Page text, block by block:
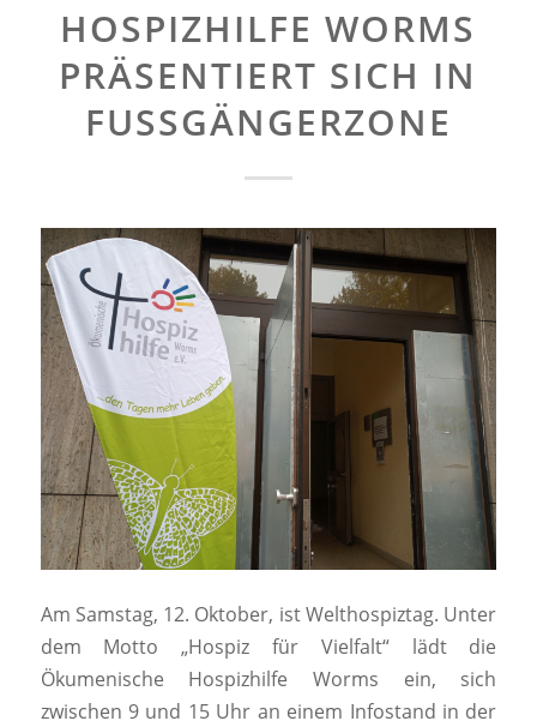
HOSPIZHILFE WORMS
PRÄSENTIERT SICH IN
FUSSGÄNGERZONE
Am Samstag, 12. Oktober, ist Welthospiztag. Unter
dem Motto „Hospiz für Vielfalt“ lädt die
Ökumenische Hospizhilfe Worms ein, sich
zwischen 9 und 15 Uhr an einem Infostand in der